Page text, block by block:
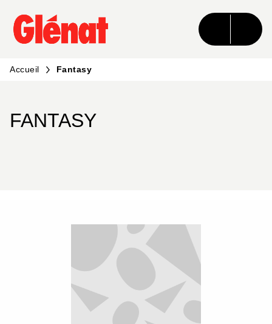
MENU RECHERCHE CONTENU
PIED DE PAGE
Accueil Fantasy
FANTASY